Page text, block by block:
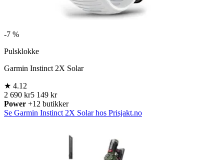
-7 %
Pulsklokke
Garmin Instinct 2X Solar
★ 4.12
2 690 kr5 149 kr
Power +12 butikker
Se Garmin Instinct 2X Solar hos Prisjakt.no